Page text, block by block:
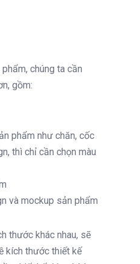
chúng ta cần
gồm:
phẩm như chăn, cốc
thì chỉ cần chọn màu
và mockup sản phẩm
thước khác nhau, sẽ
kích thước thiết kế